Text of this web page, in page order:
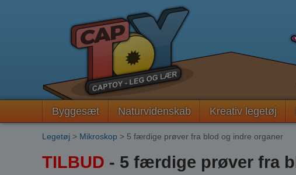
Byggesæt Naturvidenskab Kreativ legetøj
Legetøj > Mikroskop > 5 færdige prøver fra blod og indre organer
TILBUD - 5 færdige prøver fra